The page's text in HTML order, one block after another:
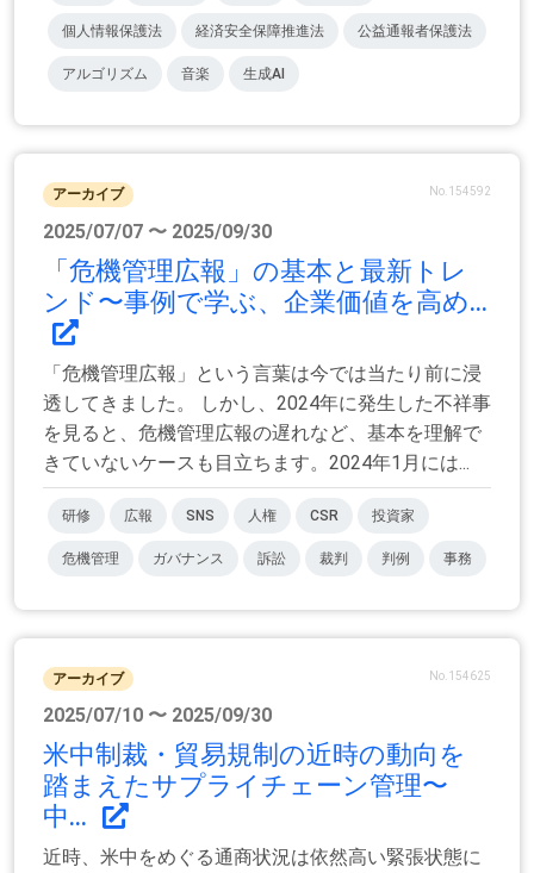
個人情報保護法 経済安全保障推進法 公益通報者保護法
アルゴリズム 音楽 生成AI
アーカイブ No.154592
2025/07/07 〜 2025/09/30
「危機管理広報」の基本と最新トレ
ンド〜事例で学ぶ、企業価値を高め...
「危機管理広報」という言葉は今では当たり前に浸
透してきました。 しかし、2024年に発生した不祥事
を見ると、危機管理広報の遅れなど、基本を理解で
きていないケースも目立ちます。2024年1月には...
研修 広報 SNS 人権 CSR 投資家
危機管理 ガバナンス 訴訟 裁判 判例 事務
アーカイブ No.154625
2025/07/10 〜 2025/09/30
米中制裁・貿易規制の近時の動向を
踏まえたサプライチェーン管理〜
中...
近時、米中をめぐる通商状況は依然高い緊張状態に